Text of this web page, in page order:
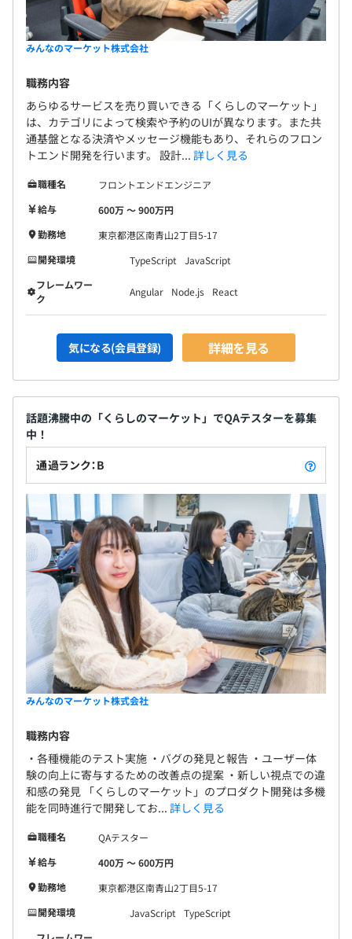
みんなのマーケット株式会社
職務内容
あらゆるサービスを売り買いできる「くらしのマーケット」
は、カテゴリによって検索や予約のUIが異なります。また共
通基盤となる決済やメッセージ機能もあり、それらのフロン
トエンド開発を行います。 設計... 詳しく見る
職種名
フロントエンドエンジニア
給与
600万 〜 900万円
勤務地
東京都港区南青山2丁目5-17
開発環境
TypeScript
JavaScript
フレームワー
ク
Angular Node.js React
気になる(会員登録) 詳細を見る
話題沸騰中の「くらしのマーケット」でQAテスターを募集
中！
通過ランク：B
みんなのマーケット株式会社
職務内容
・各種機能のテスト実施 ・バグの発見と報告 ・ユーザー体
験の向上に寄与するための改善点の提案 ・新しい視点での違
和感の発見 「くらしのマーケット」のプロダクト開発は多機
能を同時進行で開発してお... 詳しく見る
職種名
QAテスター
給与
400万 〜 600万円
勤務地
東京都港区南青山2丁目5-17
開発環境
JavaScript
TypeScript